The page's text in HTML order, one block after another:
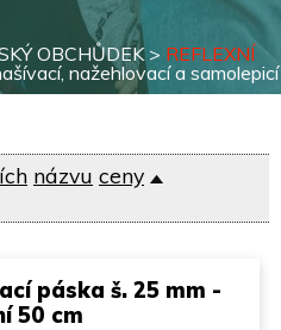
OBCHŮDEK> REFLEXNÍ
nažehlovací a samolepicí
názvu ceny
páska š. 25 mm -
50 cm